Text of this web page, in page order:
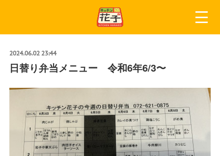
2024.06.02 23:44
日替り弁当メニュー 令和6年6/3〜